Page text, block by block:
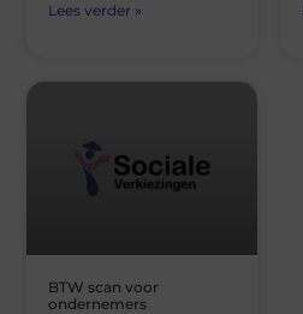
Lees verder »
BTW scan voor
ondernemers